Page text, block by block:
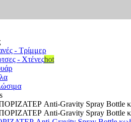
- Τρίμμερ
- Χτένεςhot